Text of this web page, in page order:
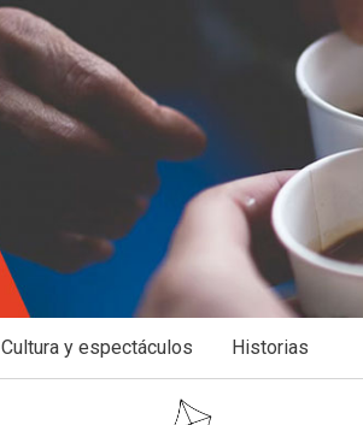
Cultura y espectáculos Historias